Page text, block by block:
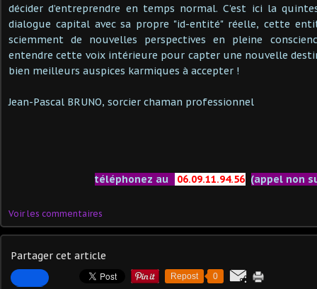
décider d’entreprendre en temps normal. C’est ici la
dialogue capital avec sa propre "id-entité" réelle, cette
sciemment de nouvelles perspectives en pleine
entendre cette voix intérieure pour capter une nouvelle
bien meilleurs auspices karmiques à accepter !
Jean-Pascal BRUNO, sorcier chaman professionnel
téléphonez au 06.09.11.94.56 (appel non
Voir les commentaires
Partager cet article
Repost 0